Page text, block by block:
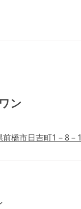
ン
前橋市日吉町1－8－1